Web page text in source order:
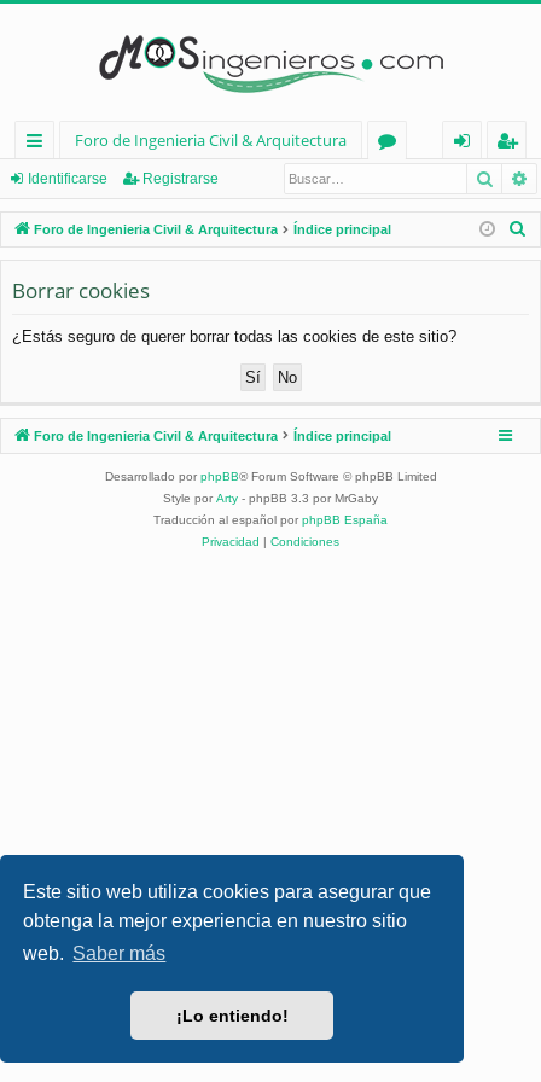
Este sitio web utiliza cookies para asegurar que
obtenga la mejor experiencia en nuestro sitio
web. Saber más
¡Lo entiendo!
nl
ac
es
rá
pi
os
Foro de Ingenieria Civil & Arquitectura
os
nt
ifi
eg
ist
ra
Identificarse Registrarse
Foro de Ingenieria Civil & Arquitectura Índice principal
Borrar cookies
¿Estás seguro de querer borrar todas las cookies de este sitio?
Foro de Ingenieria Civil & Arquitectura Índice principal
Desarrollado por phpBB® Forum Software © phpBB Limited
Style por Arty - phpBB 3.3 por MrGaby
Traducción al español por phpBB España
Privacidad | Condiciones